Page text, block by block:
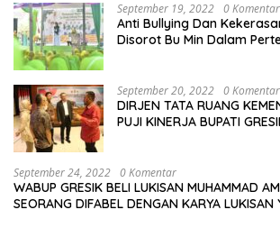
September 19, 2022 0 Komentar
Anti Bullying Dan
Disorot Bu Min Dalam
September 20, 2022 0 Komentar
DIRJEN TATA RUANG
PUJI KINERJA BUPATI
September 24, 2022 0 Komentar
WABUP GRESIK BELI LUKISAN MUHAMMAD
SEORANG DIFABEL DENGAN KARYA LUKISAN